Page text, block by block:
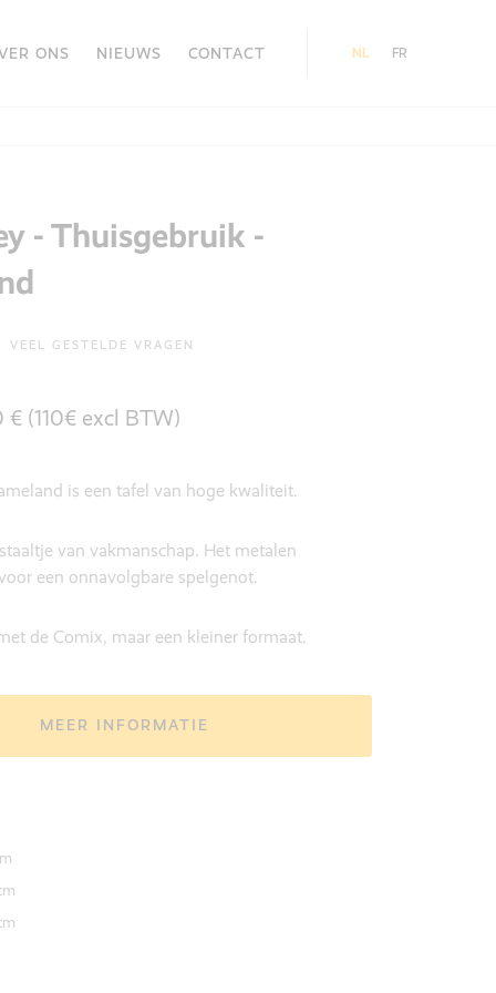
ONS NIEUWS CONTACT NL FR
- Thuisgebruik -
VEEL GESTELDE VRAGEN
€ (110€ excl BTW)
is een tafel van hoge kwaliteit.
van vakmanschap. Het metalen
een onnavolgbare spelgenot.
de Comix, maar een kleiner formaat.
MEER INFORMATIE